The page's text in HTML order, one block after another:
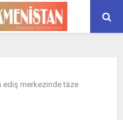
ediş merkezinde täze